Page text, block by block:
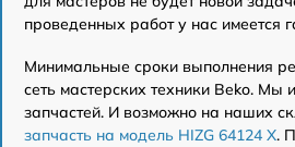
проведенных работ у нас имеется
Минимальные сроки выполнения
сеть мастерских техники Beko. Мы
запчастей. И возможно на наших
запчасть на модель HIZG 64124 X.